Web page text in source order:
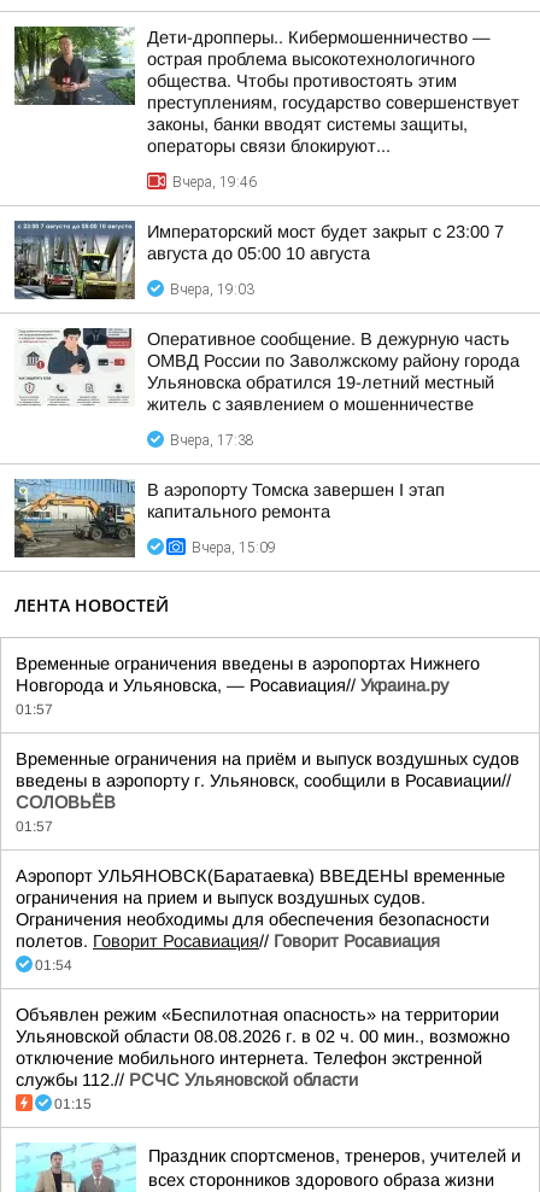
Дети-дропперы.. Кибермошенничество —
острая проблема высокотехнологичного
общества. Чтобы противостоять этим
преступлениям, государство совершенствует
законы, банки вводят системы защиты,
операторы связи блокируют...
Вчера, 19:46
Императорский мост будет закрыт с 23:00 7
августа до 05:00 10 августа
Вчера, 19:03
Оперативное сообщение. В дежурную часть
ОМВД России по Заволжскому району города
Ульяновска обратился 19-летний местный
житель с заявлением о мошенничестве
Вчера, 17:38
В аэропорту Томска завершен I этап
капитального ремонта
Вчера, 15:09
ЛЕНТА НОВОСТЕЙ
Временные ограничения введены в аэропортах Нижнего
Новгорода и Ульяновска, — Росавиация// Украина.ру
01:57
Временные ограничения на приём и выпуск воздушных судов
введены в аэропорту г. Ульяновск, сообщили в Росавиации//
СОЛОВЬЁВ
01:57
Аэропорт УЛЬЯНОВСК(Баратаевка) ВВЕДЕНЫ временные
ограничения на прием и выпуск воздушных судов.
Ограничения необходимы для обеспечения безопасности
полетов. Говорит Росавиация// Говорит Росавиация
01:54
Объявлен режим «Беспилотная опасность» на территории
Ульяновской области 08.08.2026 г. в 02 ч. 00 мин., возможно
отключение мобильного интернета. Телефон экстренной
службы 112.// РСЧС Ульяновской области
01:15
Праздник спортсменов, тренеров, учителей и
всех сторонников здорового образа жизни